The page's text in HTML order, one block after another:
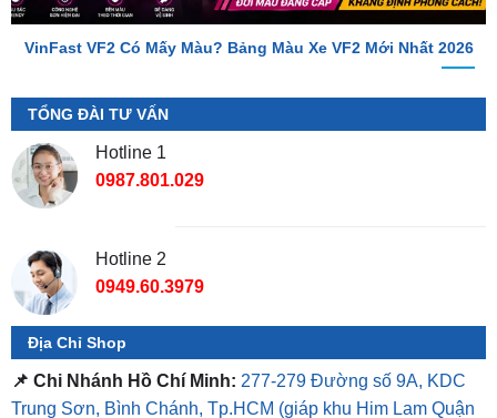
TỔNG ĐÀI TƯ VẤN
Hotline 1
0987.801.029
Địa Chỉ Shop
📌 Chi Nhánh Hồ Chí Minh: 277-279 Đường số 9A, KDC
Trung Sơn, Bình Chánh, Tp.HCM
7)